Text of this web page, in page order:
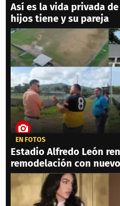
Así es la vida privada
hijos tiene y su pareja
EN FOTOS
Estadio Alfredo León
remodelación con